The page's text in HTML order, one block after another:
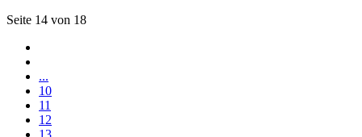
Seite 14 von 18
...
10
11
12
13